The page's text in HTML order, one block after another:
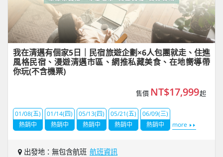
我在清邁有個家5日｜民宿旅遊企劃×6人包團就走、住進
風格民宿、漫遊清邁市區、網推私藏美食、在地嚮導帶
你玩(不含機票)
售價 NT$17,999起
01/08(五)
熱銷中
01/14(四)
熱銷中
05/13(四)
熱銷中
05/21(五)
熱銷中
06/09(三)
熱銷中
more
出發地：無包含航班 航班資訊